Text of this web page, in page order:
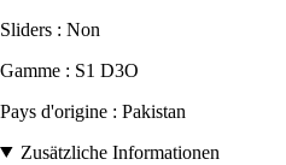
Sliders : Non
Gamme : S1 D3O
Pays d'origine : Pakistan
Zusätzliche Informationen